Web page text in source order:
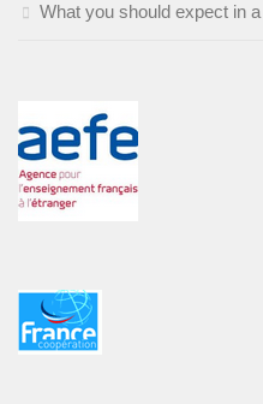
What you should expect in